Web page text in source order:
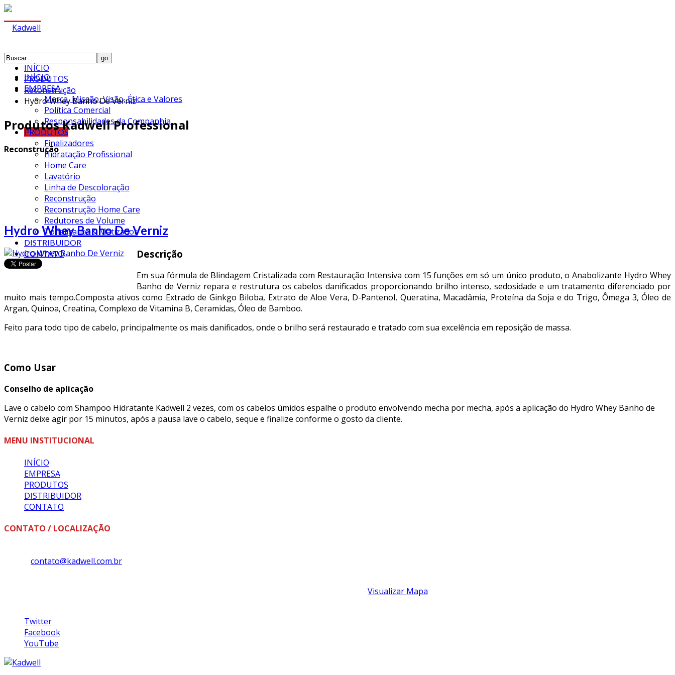
INÍCIO
EMPRESA
Marca, Missão, Visão, Ética e Valores
Política Comercial
Responsabilidades da Companhia
PRODUTOS
Finalizadores
Hidratação Profissional
Home Care
Lavatório
Linha de Descoloração
Reconstrução
Reconstrução Home Care
Redutores de Volume
Tonalizante & Matizador
DISTRIBUIDOR
CONTATO
INÍCIO
PRODUTOS
Reconstrução
Hydro Whey Banho De Verniz
Produtos Kadwell Professional
Reconstrução
Hydro Whey Banho De Verniz
Descrição
Em sua fórmula de Blindagem Cristalizada com Restauração Intensiva com 15 funções em só um único produto, o Anabolizante Hydro Whey
Banho de Verniz repara e restrutura os cabelos danificados proporcionando brilho intenso, sedosidade e um tratamento diferenciado por
muito mais tempo.Composta ativos como Extrado de Ginkgo Biloba, Extrato de Aloe Vera, D-Pantenol, Queratina, Macadâmia, Proteína da Soja e do Trigo, Ômega 3, Óleo de
Argan, Quinoa, Creatina, Complexo de Vitamina B, Ceramidas, Óleo de Bamboo.
Feito para todo tipo de cabelo, principalmente os mais danificados, onde o brilho será restaurado e tratado com sua excelência em reposição de massa.
Como Usar
Conselho de aplicação
Lave o cabelo com Shampoo Hidratante Kadwell 2 vezes, com os cabelos úmidos espalhe o produto envolvendo mecha por mecha, após a aplicação do Hydro Whey Banho de
Verniz deixe agir por 15 minutos, após a pausa lave o cabelo, seque e finalize conforme o gosto da cliente.
MENU INSTITUCIONAL
INÍCIO
EMPRESA
PRODUTOS
DISTRIBUIDOR
CONTATO
CONTATO / LOCALIZAÇÃO
contato@kadwell.com.br
Visualizar Mapa
Twitter
Facebook
YouTube